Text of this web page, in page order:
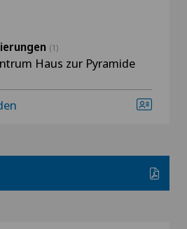
(1)
Haus zur Pyramide